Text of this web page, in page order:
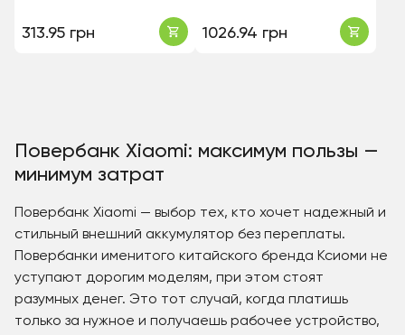
313.95 грн 1026.94 грн
Повербанк Xiaomi: максимум пользы —
минимум затрат
Повербанк Xiaomi — выбор тех, кто хочет надежный и
стильный внешний аккумулятор без переплаты.
Повербанки именитого китайского бренда Ксиоми не
уступают дорогим моделям, при этом стоят
разумных денег. Это тот случай, когда платишь
только за нужное и получаешь рабочее устройство,